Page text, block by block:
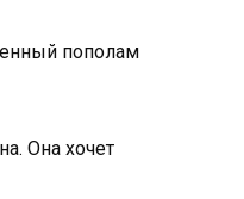
пополам
Она хочет